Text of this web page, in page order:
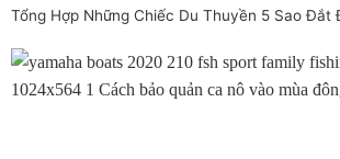
Tổng Hợp Những Chiếc Du Thuyền 5 Sao Đắt